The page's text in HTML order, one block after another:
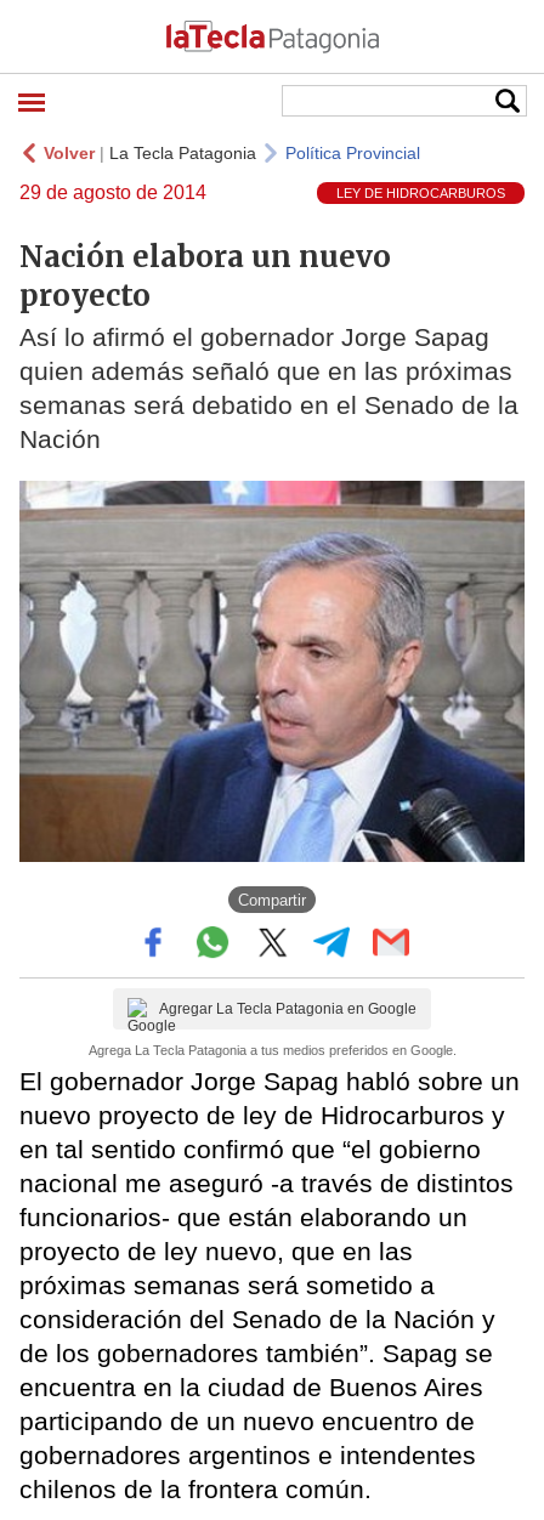
Volver| La Tecla Patagonia Política Provincial
29 de agosto de 2014 LEY DE HIDROCARBUROS
Nación elabora un nuevo
proyecto
Así lo afirmó el gobernador Jorge Sapag
quien además señaló que en las próximas
semanas será debatido en el Senado de la
Nación
Compartir
Agregar La Tecla Patagonia en Google
Agrega La Tecla Patagonia a tus medios preferidos en Google.
El gobernador Jorge Sapag habló sobre un
nuevo proyecto de ley de Hidrocarburos y
en tal sentido confirmó que “el gobierno
nacional me aseguró -a través de distintos
funcionarios- que están elaborando un
proyecto de ley nuevo, que en las
próximas semanas será sometido a
consideración del Senado de la Nación y
de los gobernadores también”. Sapag se
encuentra en la ciudad de Buenos Aires
participando de un nuevo encuentro de
gobernadores argentinos e intendentes
chilenos de la frontera común.